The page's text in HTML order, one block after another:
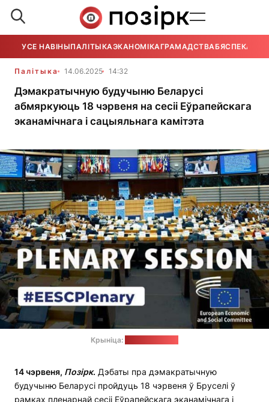
УСЕ НАВІНЫПАЛІТЫКАЭКАНОМІКАГРАМАДСТВАБЯСПЕКА
Палітыка 14.06.2025 14:32
Дэмакратычную будучыню Беларусі
абмяркуюць 18 чэрвеня на сесіі Еўрапейскага
эканамічнага і сацыяльнага камітэта
Крыніца:
14 чэрвеня, Позірк. Дэбаты пра дэмакратычную
будучыню Беларусі пройдуць 18 чэрвеня ў Бруселі ў
рамках пленарнай сесіі Еўрапейскага эканамічнага і